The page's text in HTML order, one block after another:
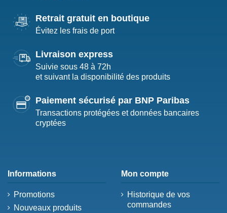
Retrait gratuit en boutique
Évitez les frais de port
Livraison express
Suivie sous 48 à 72h
et suivant la disponibilité des produits
Paiement sécurisé par BNP Paribas
Transactions protégées et données bancaires
cryptées
Informations
Promotions
Nouveaux produits
Mon compte
Historique de vos
commandes